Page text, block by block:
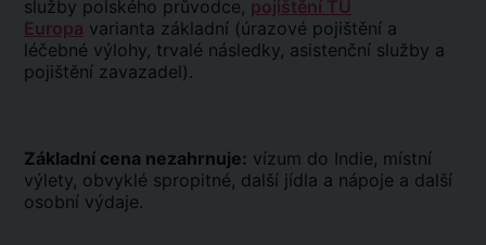
služby polského průvodce, pojištění TU
Europa varianta základní (úrazové pojištění a
léčebné výlohy, trvalé následky, asistenční služby a
pojištění zavazadel).
Základní cena nezahrnuje: vízum do Indie, místní
výlety, obvyklé spropitné, další jídla a nápoje a další
osobní výdaje.